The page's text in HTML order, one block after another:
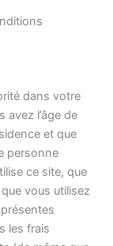
dans votre
avez l’âge de
et que
personne
ce site, que
vous utilisez
les frais